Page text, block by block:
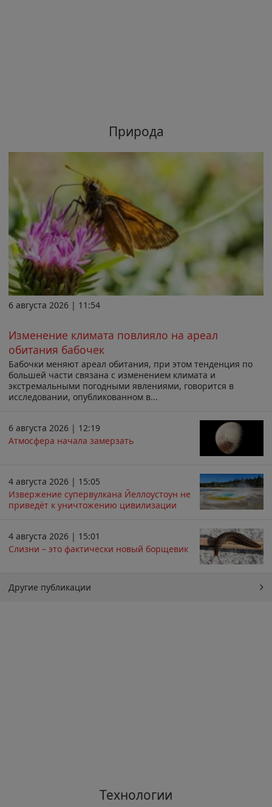
Природа
6 августа 2026 | 11:54
Изменение климата повлияло на ареал
обитания бабочек
Бабочки меняют ареал обитания, при этом тенденция по
большей части связана с изменением климата и
экстремальными погодными явлениями, говорится в
исследовании, опубликованном в...
6 августа 2026 | 12:19
Атмосфера начала замерзать
4 августа 2026 | 15:05
Извержение супервулкана Йеллоустоун не
приведёт к уничтожению цивилизации
4 августа 2026 | 15:01
Слизни – это фактически новый борщевик
Другие публикации
Технологии